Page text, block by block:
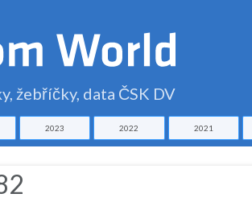
žebříčky, data ČSK DV
2023 2022 2021